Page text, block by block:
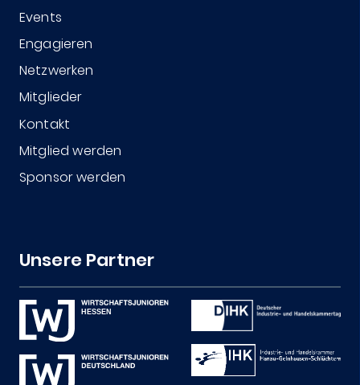
Events
Engagieren
Netzwerken
Mitglieder
Kontakt
Mitglied werden
Sponsor werden
Unsere Partner